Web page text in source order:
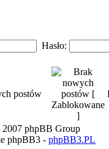
Hasło:
postów
phpBB Group
phpBB3 - phpBB3.PL